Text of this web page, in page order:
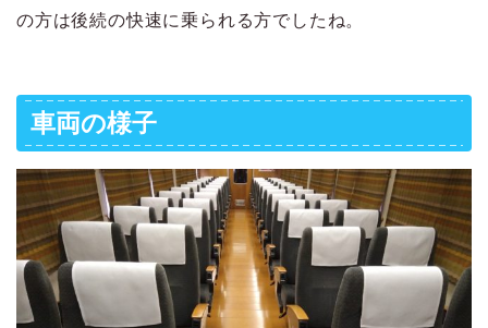
の方は後続の快速に乗られる方でしたね。
車両の様子